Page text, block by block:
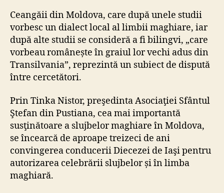
Ceangăii din Moldova, care după unele studii
vorbesc un dialect local al limbii maghiare, iar
după alte studii se consideră a fi bilingvi, „care
vorbeau românește în graiul lor vechi adus din
Transilvania”, reprezintă un subiect de dispută
între cercetători.
Prin Tinka Nistor, preşedinta Asociaţiei Sfântul
Ştefan din Pustiana, cea mai importantă
susţinătoare a slujbelor maghiare în Moldova,
se încearcă de aproape treizeci de ani
convingerea conducerii Diecezei de Iaşi pentru
autorizarea celebrării slujbelor și în limba
maghiară.